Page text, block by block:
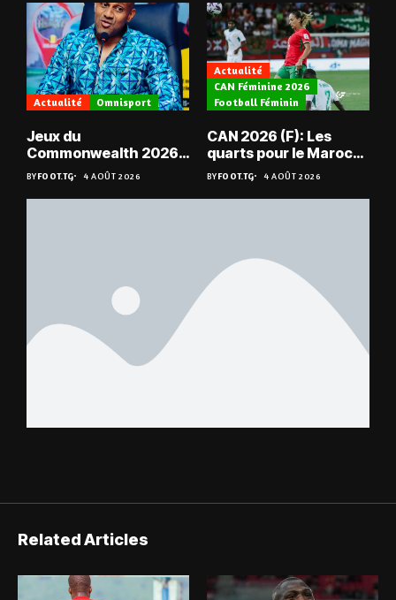
Actualité Omnisport
Jeux du
Commonwealth 2026 :
« Les médailles ne
tombent pas du ciel »,
Benjamin Boukpeti
BYFOOT.TG 4 AOÛT 2026
Actualité
CAN Féminine 2026
Football Féminin
CAN 2026 (F): Les
quarts pour le Maroc
et l’Algérie
BYFOOT.TG 4 AOÛT 2026
Related Articles